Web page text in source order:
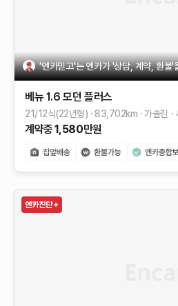
'엔카믿고'는 엔카가 '상담, 계약, 환불'
베뉴 1.6 모던 플러스
21/12식(22년형) 83,702km 가솔린
계약중1,580만원